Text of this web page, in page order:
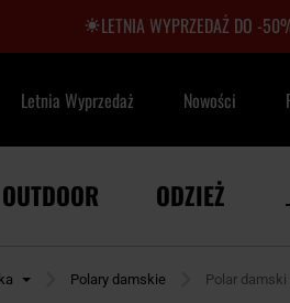
LETNIA WYPRZEDAŻ DO -
Letnia Wyprzedaż Nowości
OUTDOOR ODZIEŻ
Polary damskie Polar